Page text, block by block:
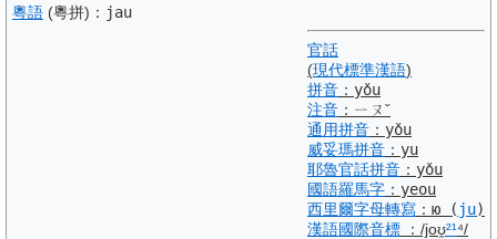
粵語 (粵拼) ： jau
官話
(現代標準漢語)
拼音 ： yǒu
注音 ： ㄧㄡˇ
通用拼音 ： yǒu
威妥瑪拼音 ： yu
耶魯官話拼音 ： yǒu
國語羅馬字 ： yeou
西里爾字母轉寫 ： ю ( ju)
漢語國際音標 ： /joʊ̯²¹⁴/